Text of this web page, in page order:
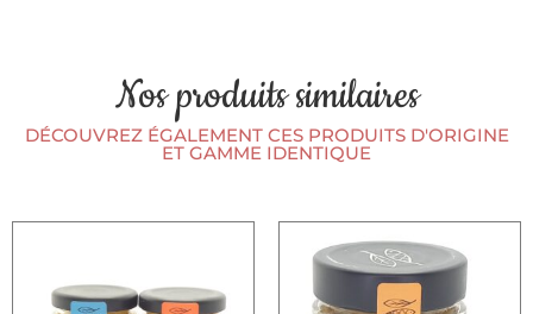
Nos produits similaires
DÉCOUVREZ ÉGALEMENT CES PRODUITS D'ORIGINE
ET GAMME IDENTIQUE